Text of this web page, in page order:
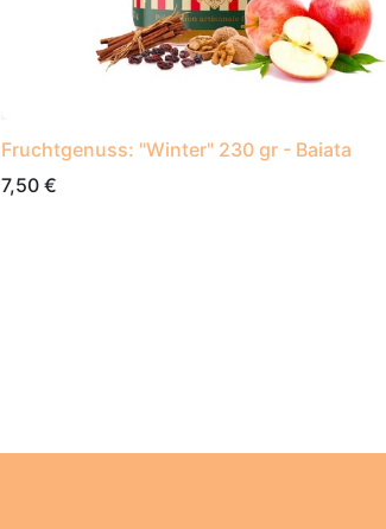
Fruchtgenuss: "Winter" 230 gr - Baiata
7,50 €